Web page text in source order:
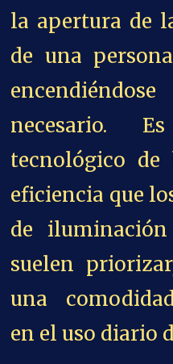
la apertura de
de una
necesario.
tecnológico
eficiencia que
de
suelen
una
en el uso diario